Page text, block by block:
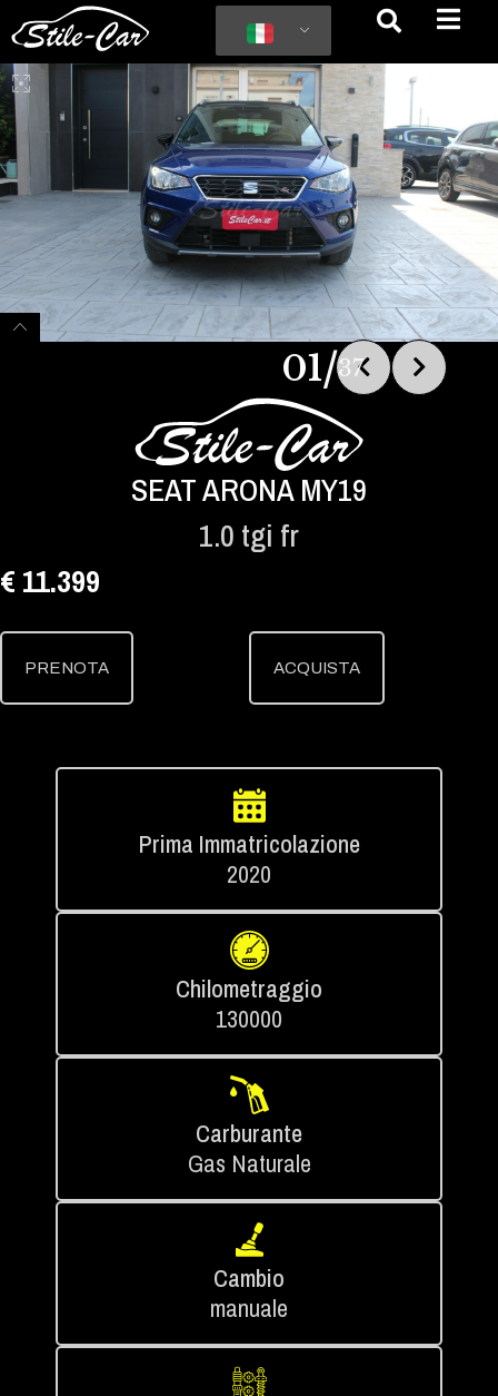
01/37
SEAT ARONA MY19
1.0 tgi fr
€ 11.399
PRENOTA ACQUISTA
Prima Immatricolazione
2020
Chilometraggio
130000
Carburante
Gas Naturale
Cambio
manuale